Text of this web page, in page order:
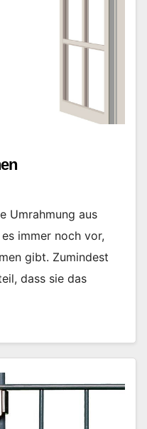
Umrahmung aus
immer noch vor,
gibt. Zumindest
dass sie das